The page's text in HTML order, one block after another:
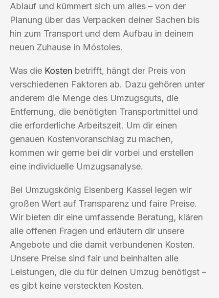
Ablauf und kümmert sich um alles – von der
Planung über das Verpacken deiner Sachen bis
hin zum Transport und dem Aufbau in deinem
neuen Zuhause in Móstoles.
Was die Kosten betrifft, hängt der Preis von
verschiedenen Faktoren ab. Dazu gehören unter
anderem die Menge des Umzugsguts, die
Entfernung, die benötigten Transportmittel und
die erforderliche Arbeitszeit. Um dir einen
genauen Kostenvoranschlag zu machen,
kommen wir gerne bei dir vorbei und erstellen
eine individuelle Umzugsanalyse.
Bei Umzugskönig Eisenberg Kassel legen wir
großen Wert auf Transparenz und faire Preise.
Wir bieten dir eine umfassende Beratung, klären
alle offenen Fragen und erläutern dir unsere
Angebote und die damit verbundenen Kosten.
Unsere Preise sind fair und beinhalten alle
Leistungen, die du für deinen Umzug benötigst –
es gibt keine versteckten Kosten.